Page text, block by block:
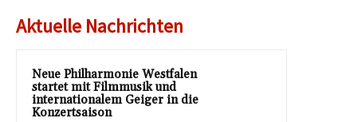
Aktuelle Nachrichten
Neue Philharmonie Westfalen
startet mit Filmmusik und
internationalem Geiger in die
Konzertsaison